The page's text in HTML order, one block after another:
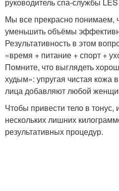
Мы все прекрасно понимаем,
уменьшить объёмы
Результативность в этом
«время + питание + спорт +
Помните, что выглядеть
худым»: упругая чистая кожа
лица добавляют любой
Чтобы привести тело в тонус,
нескольких лишних
результативных процедур.